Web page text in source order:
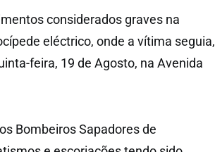
considerados graves na
eléctrico, onde a vítima seguia,
feira, 19 de Agosto, na Avenida
Bombeiros Sapadores de